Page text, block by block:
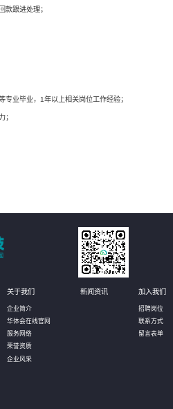
款跟进处理；
专业毕业，1年以上相关岗位工作经验；
；
关于我们
企业简介
华体会在线官网
服务网络
荣誉资质
企业风采
新闻资讯 加入我们
招聘岗位
联系方式
留言表单